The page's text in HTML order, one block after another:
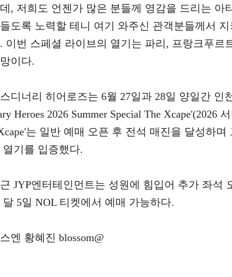
, 저희도 언젠가 많은 분들께 영감을 드리는 아
도록 노력할 테니 여기 와주신 관객분들께서
이번 스페셜 라이브의 열기는 파리, 프랑크푸르
이다.
디너리 히어로즈는 6월 27일과 28일 양일간
Heroes 2026 Summer Special The
는 일반 예매 오픈 후 전석 매진을 달성하
열기를 입증했다.
JYP엔터테인먼트는 성원에 힘입어 추가 좌석
달 5일 NOL 티켓에서 예매 가능하다.
엔 황혜진 blossom@